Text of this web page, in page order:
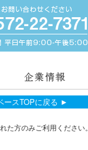
ースTOPに戻る ►
た方のみご利用ください。